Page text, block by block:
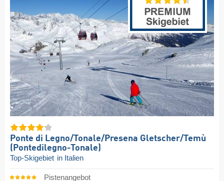
Ponte di Legno/​Tonale/​Presena Gletscher/​Temù
(Pontedilegno-Tonale)
Top-Skigebiet in Italien
Pistenangebot